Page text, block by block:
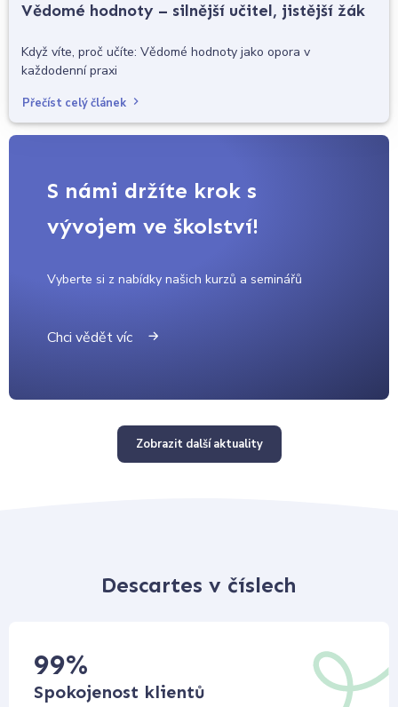
Vědomé hodnoty – silnější učitel, jistější žák
Když víte, proč učíte: Vědomé hodnoty jako opora v
každodenní praxi
Přečíst celý článek
S námi držíte krok s
vývojem ve školství!
Vyberte si z nabídky našich kurzů a seminářů
Chci vědět víc
Zobrazit další aktuality
Descartes v číslech
99%
Spokojenost klientů